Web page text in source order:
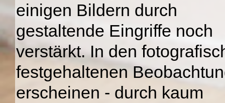
einigen Bildern durch
gestaltende Eingriffe noch
verstärkt. In den
festgehaltenen
erscheinen - durch kaum